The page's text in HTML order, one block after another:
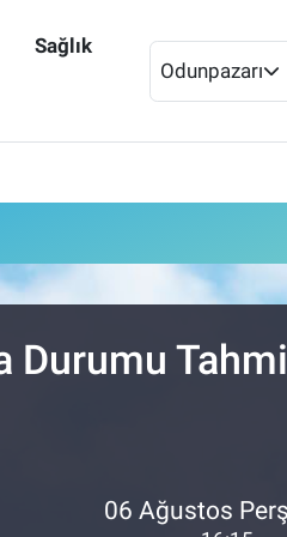
Sağlık
Odunpazarı
Durumu
06 Ağustos